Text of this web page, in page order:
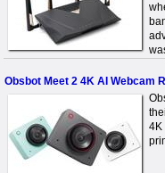
Obsbot Meet 2 4K AI Webcam
4K